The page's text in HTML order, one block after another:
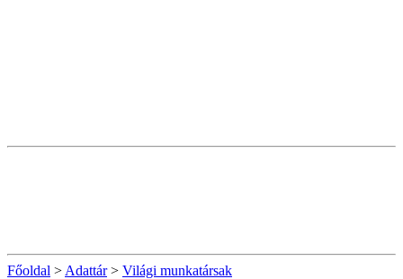
Főoldal > Adattár> Világi munkatársak